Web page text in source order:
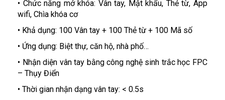
• Chức năng mở khóa: Vân tay, Mật khẩu, Thẻ từ, App
wifi, Chìa khóa cơ
• Khả dụng: 100 Vân tay + 100 Thẻ từ + 100 Mã số
• Ứng dụng: Biệt thự, căn hộ, nhà phố…
• Nhận diện vân tay bằng công nghệ sinh trắc học FPC
– Thụy Điển
• Thời gian nhận dạng vân tay: < 0.5s